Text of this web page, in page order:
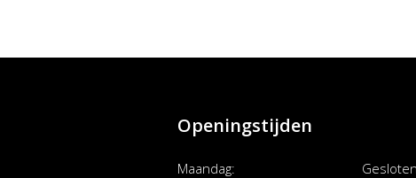
Openingstijden
Maandag
Gesloten